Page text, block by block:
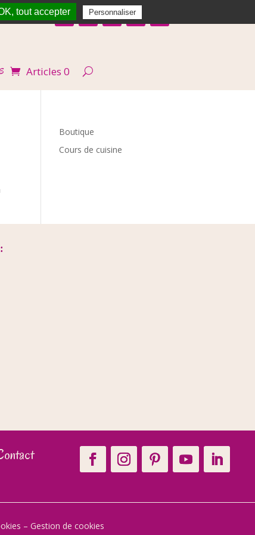
Articles 0
Boutique
Cours de cuisine
– Gestion de cookies
tout accepter Personnaliser